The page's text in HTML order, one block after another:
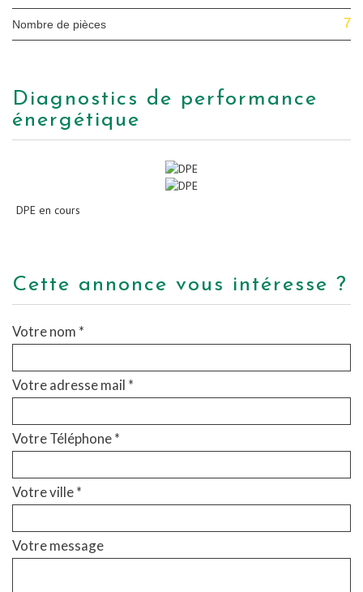
Nombre de pièces 7
diagnostics de performance
énergétique
DPE en cours
cette annonce vous intéresse ?
Votre nom *
Votre adresse mail *
Votre Téléphone *
Votre ville *
Votre message